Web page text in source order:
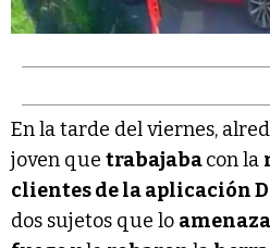
En la tarde del viernes,
joven que trabajabacon la
clientes de la aplicación
dos sujetos que lo